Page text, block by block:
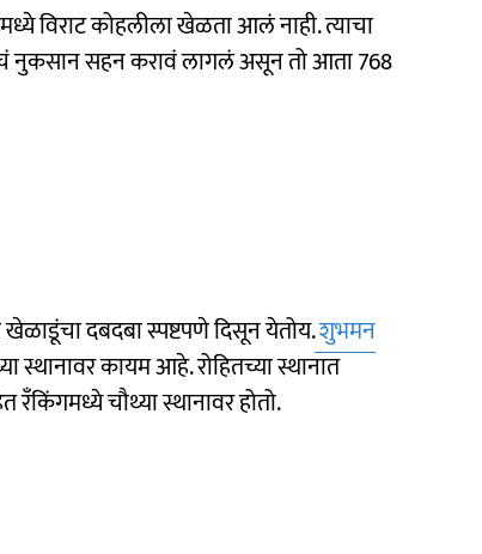
विराट कोहलीला खेळता आलं नाही. त्याचा
नुकसान सहन करावं लागलं असून तो आता 768
खेळाडूंचा दबदबा स्पष्टपणे दिसून येतोय.शुभमन
स्थानावर कायम आहे. रोहितच्या स्थानात
रँकिंगमध्ये चौथ्या स्थानावर होतो.